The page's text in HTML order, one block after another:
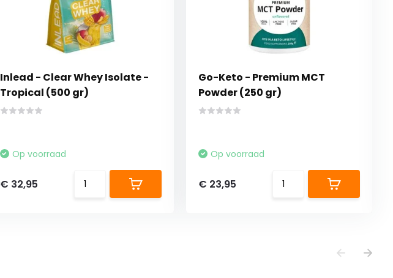
Inlead - Clear Whey Isolate -
Tropical (500 gr)
Op voorraad
€ 32,95
Go-Keto - Premium MCT
Powder (250 gr)
Op voorraad
€ 23,95